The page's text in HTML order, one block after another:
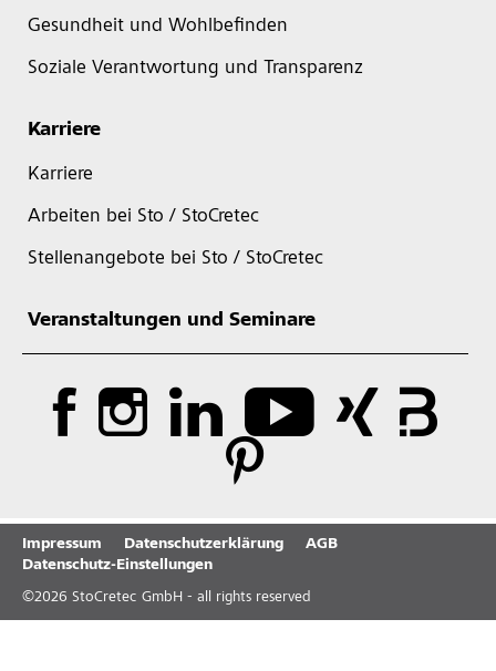
Gesundheit und Wohlbefinden
Soziale Verantwortung und Transparenz
Karriere
Karriere
Arbeiten bei Sto / StoCretec
Stellenangebote bei Sto / StoCretec
Veranstaltungen und Seminare
Impressum Datenschutzerklärung
AGB
Datenschutz-Einstellungen
©2026 StoCretec GmbH - all rights reserved